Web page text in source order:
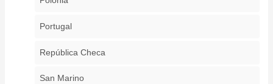
Portugal
República Checa
San Marino